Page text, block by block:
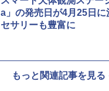
a」の発売日が4月25日に
セサリーも豊富に
もっと関連記事を見る